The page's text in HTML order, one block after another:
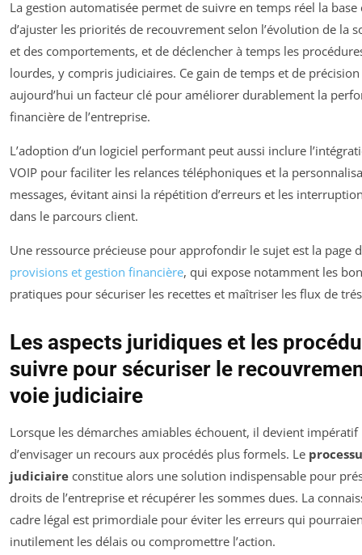
La gestion automatisée permet de suivre en temps réel la base
d’ajuster les priorités de recouvrement selon l’évolution de la
et des comportements, et de déclencher à temps les
lourdes, y compris judiciaires. Ce gain de temps et de précision
aujourd’hui un facteur clé pour améliorer durablement la
financière de l’entreprise.
L’adoption d’un logiciel performant peut aussi inclure
VOIP pour faciliter les relances téléphoniques et la
messages, évitant ainsi la répétition d’erreurs et les
dans le parcours client.
Une ressource précieuse pour approfondir le sujet est la page
provisions et gestion financière, qui expose notamment les
pratiques pour sécuriser les recettes et maîtriser les flux de
Les aspects juridiques et les
suivre pour sécuriser le
voie judiciaire
Lorsque les démarches amiables échouent, il devient impératif
d’envisager un recours aux procédés plus formels. Le
judiciaire constitue alors une solution indispensable pour
droits de l’entreprise et récupérer les sommes dues. La
cadre légal est primordiale pour éviter les erreurs qui
inutilement les délais ou compromettre l’action.